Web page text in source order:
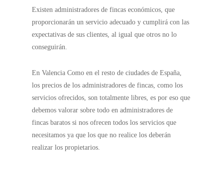
Existen administradores de fincas económicos, que
proporcionarán un servicio adecuado y cumplirá con las
expectativas de sus clientes, al igual que otros no lo
conseguirán.
En Valencia Como en el resto de ciudades de España,
los precios de los administradores de fincas, como los
servicios ofrecidos, son totalmente libres, es por eso que
debemos valorar sobre todo en administradores de
fincas baratos si nos ofrecen todos los servicios que
necesitamos ya que los que no realice los deberán
realizar los propietarios.